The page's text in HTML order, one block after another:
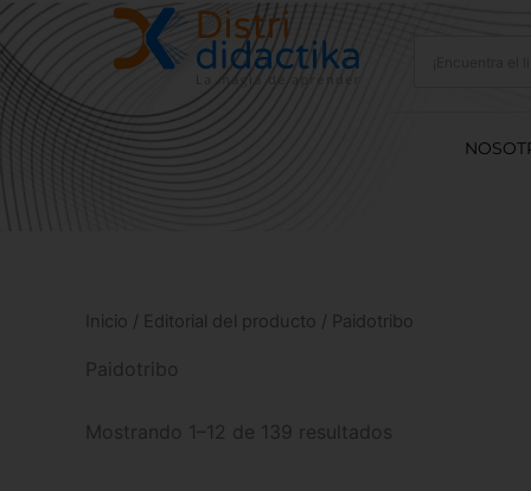
Ir
al
contenido
Inicio / Editorial del producto / Paidotribo
Paidotribo
Mostrando 1–12 de 139 resultados